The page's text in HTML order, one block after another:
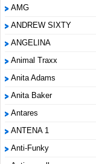
AMG
ANDREW SIXTY
ANGELINA
Animal Traxx
Anita Adams
Anita Baker
Antares
ANTENA 1
Anti-Funky